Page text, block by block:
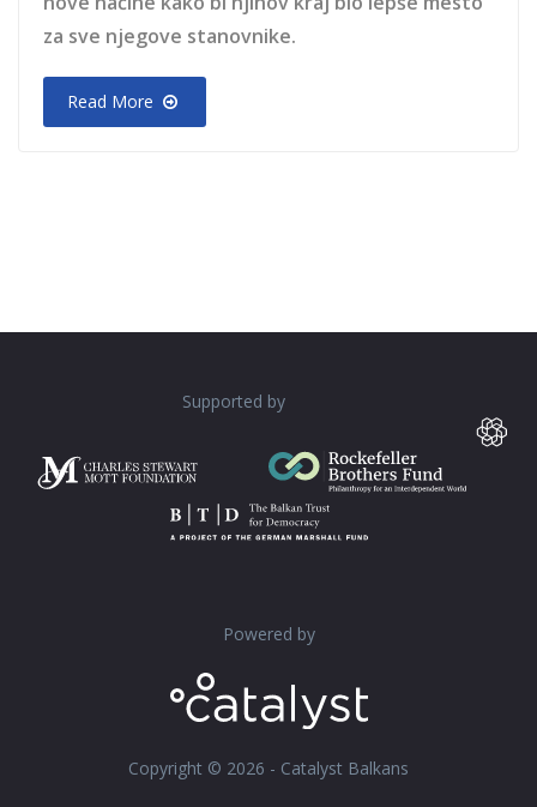
za sve njegove stanovnike.
Read More
Supported by
Powered by
Copyright © 2026 - Catalyst Balkans